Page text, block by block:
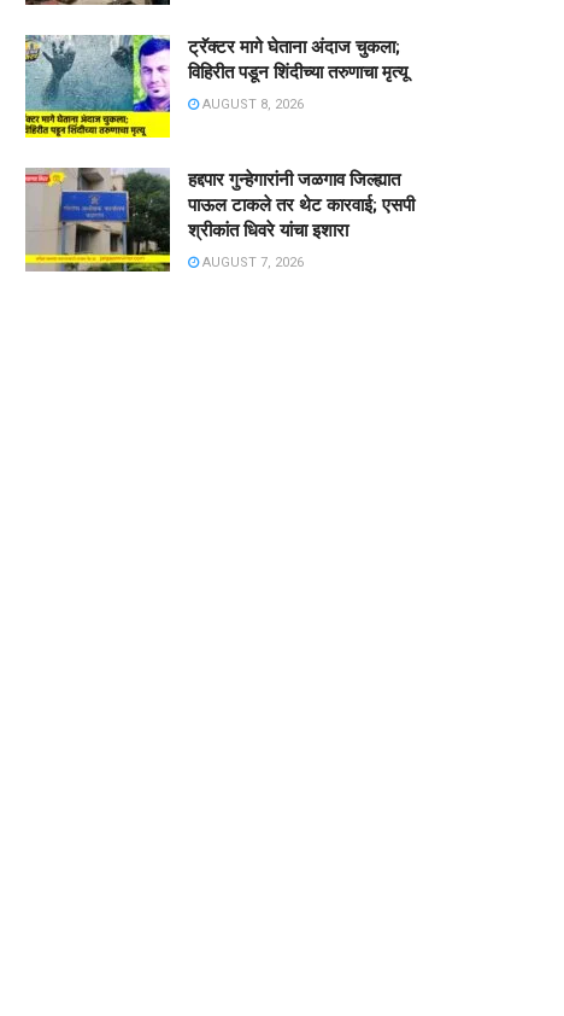
ट्रॅक्टर मागे घेताना अंदाज चुकला;
विहिरीत पडून शिंदीच्या तरुणाचा मृत्यू
AUGUST 8, 2026
हद्दपार गुन्हेगारांनी जळगाव जिल्ह्यात
पाऊल टाकले तर थेट कारवाई; एसपी
श्रीकांत धिवरे यांचा इशारा
AUGUST 7, 2026